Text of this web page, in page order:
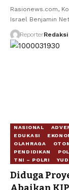
Rasionews.com,
Israel Benjamin
Reporter
NASIONAL
EDUKASI
OLAHRAGA
PENDIDIKAN
TNI – POLRI
Diduga